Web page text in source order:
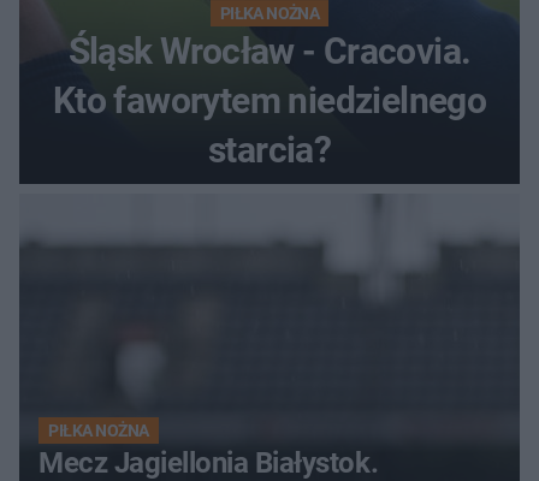
PIŁKA NOŻNA
Śląsk Wrocław - Cracovia.
Kto faworytem niedzielnego
starcia?
PIŁKA NOŻNA
Mecz Jagiellonia Białystok.